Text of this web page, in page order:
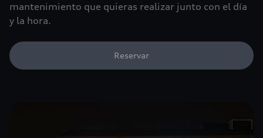
mantenimiento que quieras realizar junto con el día
y la hora.
Reservar